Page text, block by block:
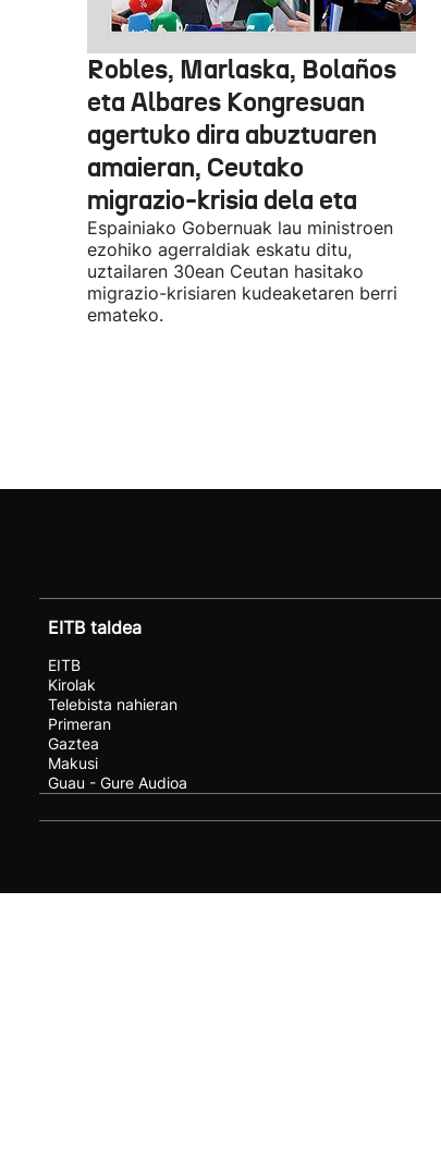
Robles, Marlaska, Bolaños
eta Albares Kongresuan
agertuko dira abuztuaren
amaieran, Ceutako
migrazio-krisia dela eta
Espainiako Gobernuak lau ministroen
ezohiko agerraldiak eskatu ditu,
uztailaren 30ean Ceutan hasitako
migrazio-krisiaren kudeaketaren berri
emateko.
EITB taldea
EITB
Kirolak
Telebista nahieran
Primeran
Gaztea
Makusi
Guau - Gure Audioa